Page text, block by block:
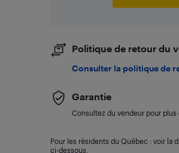
Politique de retour du
Consulter la politique de
Garantie
Consultez du vendeur pour plus
Pour les résidents du Québec : voir la
ci-dessous.